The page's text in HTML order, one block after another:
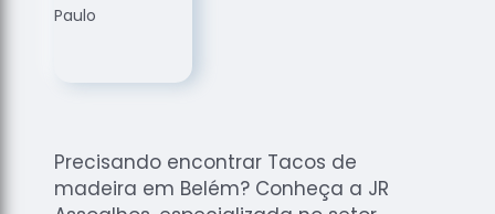
Loja de
Raspagem
de Tacos
Precisando encontrar Tacos de
madeira em Belém? Conheça a JR